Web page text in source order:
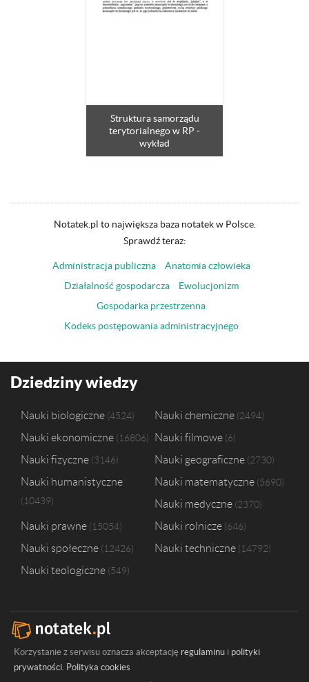
Struktura samorządu
terytorialnego w RP -
wykład
Notatek.pl to największa baza notatek w Polsce.
Sprawdź teraz:
Administracja publiczna
Anatomia człowieka
Działalność gospodarcza
Ewolucjonizm
Gospodarka przestrzenna
Kodeks postępowania administracyjnego
Dziedziny wiedzy
Nauki biologiczne 4524 Nauki chemiczne 2494
Nauki ekonomiczne 16806 Nauki filmowe 6
Nauki fizyczne 3146 Nauki geograficzne 2730
Nauki humanistyczne
10439
Nauki matematyczne 5690
Nauki medyczne 2370
Nauki prawne 15054 Nauki rolnicze 646
Nauki społeczne 12426 Nauki techniczne 14792
Nauki teologiczne 549
Korzystanie z serwisu oznacza akceptację regulaminu i polityki
prywatności. Polityka cookies